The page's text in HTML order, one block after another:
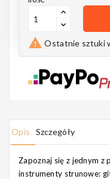
MAHILELE
Ortega
 Ostatnie sztuki
Opis Szczegóły
Zapoznaj się z jednym z
instrumenty strunowe: